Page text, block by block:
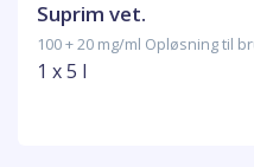
Suprim vet.
100 + 20 mg/ml Opløsning til
1 x 5 l